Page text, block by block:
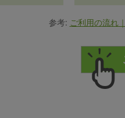
参考: ご利用の流れ